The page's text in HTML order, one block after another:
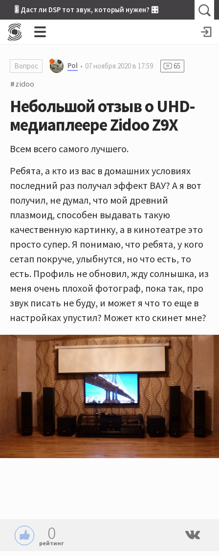
🎚 Даст ли DSP тот звук, который нужен? 🎛
Вопрос Pol 07 ноября 2020 в 17:59 65
zidoo
Небольшой отзыв о UHD-
медиаплеере Zidoo Z9X
Всем всего самого лучшего.
Ребята, а кто из вас в домашних условиях
последний раз получал эффект ВАУ? А я вот
получил, не думал, что мой древний
плазмоид, способен выдавать такую
качественную картинку, а в кинотеатре это
просто супер. Я понимаю, что ребята, у кого
сетап покруче, улыбнутся, но что есть, то
есть. Профиль не обновил, жду солнышка, из
меня очень плохой фотограф, пока так, про
звук писать не буду, и может я что то еще в
настройках упустил? Может кто скинет мне?
0
рейтинг